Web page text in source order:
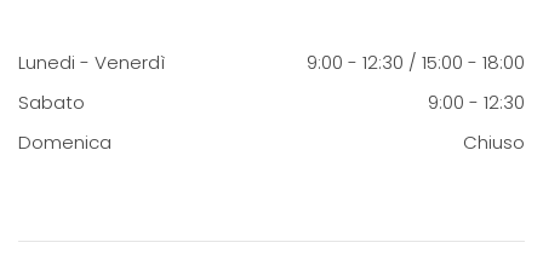
Lunedi - Venerdì
9:00 - 12:30 / 15:00 - 18:00
Sabato
9:00 - 12:30
Domenica
Chiuso